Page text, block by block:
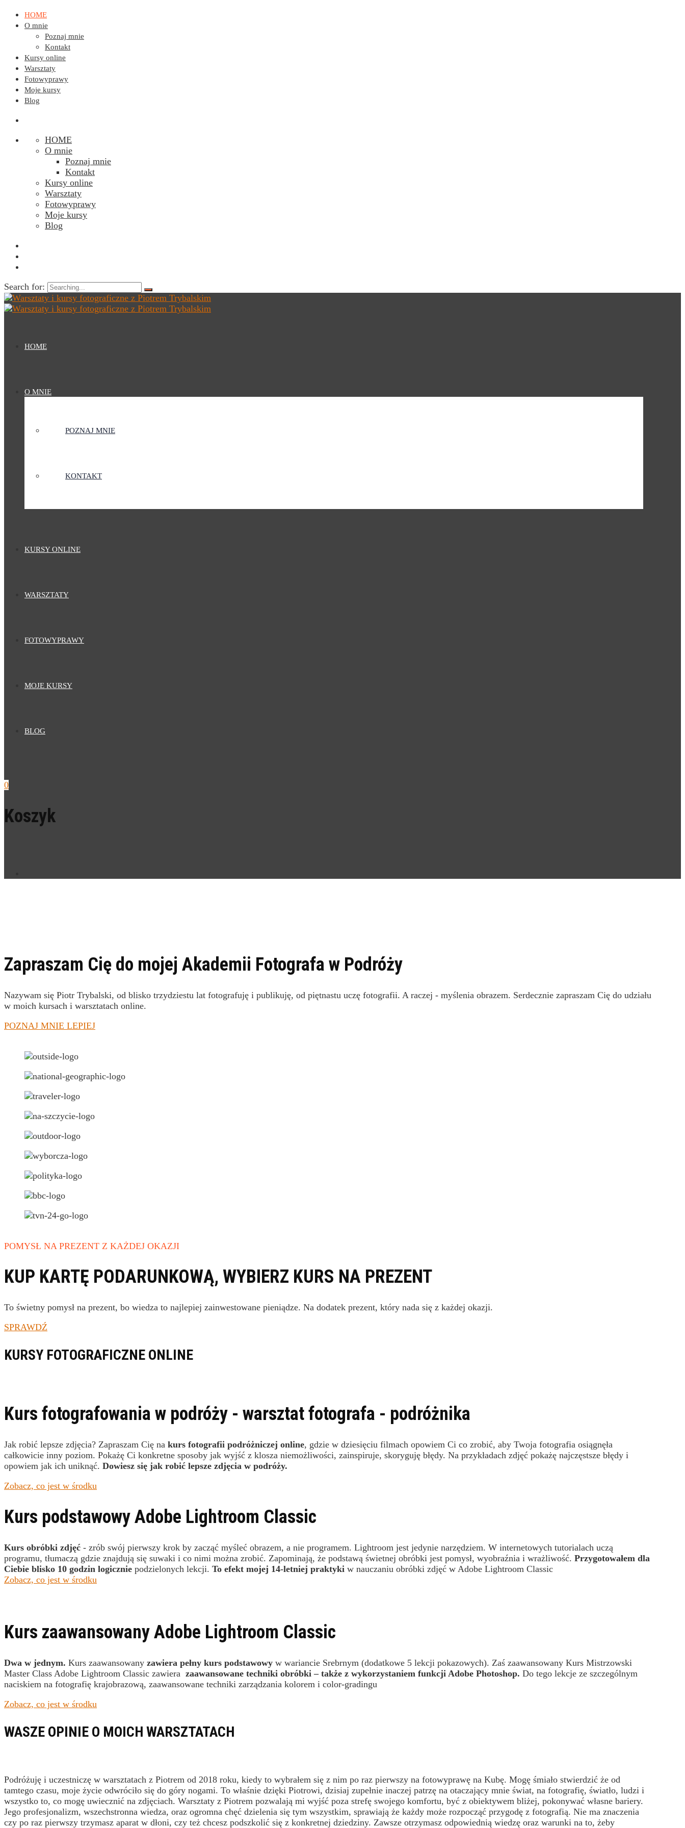
HOME
O mnie
Poznaj mnie
Kontakt
Kursy online
Warsztaty
Fotowyprawy
Moje kursy
Blog
HOME
O mnie
Poznaj mnie
Kontakt
Kursy online
Warsztaty
Fotowyprawy
Moje kursy
Blog
Search for:
HOME
O MNIE
POZNAJ MNIE
KONTAKT
KURSY ONLINE
WARSZTATY
FOTOWYPRAWY
MOJE KURSY
BLOG
0
Koszyk
Zapraszam Cię do mojej Akademii Fotografa w Podróży
Nazywam się Piotr Trybalski, od blisko trzydziestu lat fotografuję i publikuję, od piętnastu uczę fotografii. A raczej - myślenia obrazem. Serdecznie zapraszam Cię do udziału
w moich kursach i warsztatach online.
POZNAJ MNIE LEPIEJ
POMYSŁ NA PREZENT Z KAŻDEJ OKAZJI
KUP KARTĘ PODARUNKOWĄ, WYBIERZ KURS NA PREZENT
To świetny pomysł na prezent, bo wiedza to najlepiej zainwestowane pieniądze. Na dodatek prezent, który nada się z każdej okazji.
SPRAWDŹ
KURSY FOTOGRAFICZNE ONLINE
Kurs fotografowania w podróży - warsztat fotografa - podróżnika
Jak robić lepsze zdjęcia? Zapraszam Cię na kurs fotografii podróżniczej online, gdzie w dziesięciu filmach opowiem Ci co zrobić, aby Twoja fotografia osiągnęła
całkowicie inny poziom. Pokażę Ci konkretne sposoby jak wyjść z klosza niemożliwości, zainspiruje, skoryguję błędy. Na przykładach zdjęć pokażę najczęstsze błędy i
opowiem jak ich uniknąć. Dowiesz się jak robić lepsze zdjęcia w podróży.
Zobacz, co jest w środku
Kurs podstawowy Adobe Lightroom Classic
Kurs obróbki zdjęć - zrób swój pierwszy krok by zacząć myśleć obrazem, a nie programem. Lightroom jest jedynie narzędziem. W internetowych tutorialach uczą
programu, tłumaczą gdzie znajdują się suwaki i co nimi można zrobić. Zapominają, że podstawą świetnej obróbki jest pomysł, wyobraźnia i wrażliwość. Przygotowałem dla
Ciebie blisko 10 godzin logicznie podzielonych lekcji. To efekt mojej 14-letniej praktyki w nauczaniu obróbki zdjęć w Adobe Lightroom Classic
Zobacz, co jest w środku
Kurs zaawansowany Adobe Lightroom Classic
Dwa w jednym. Kurs zaawansowany zawiera pełny kurs podstawowy w wariancie Srebrnym (dodatkowe 5 lekcji pokazowych). Zaś zaawansowany Kurs Mistrzowski
Master Class Adobe Lightroom Classic zawiera zaawansowane techniki obróbki – także z wykorzystaniem funkcji Adobe Photoshop. Do tego lekcje ze szczególnym
naciskiem na fotografię krajobrazową, zaawansowane techniki zarządzania kolorem i color-gradingu
Zobacz, co jest w środku
WASZE OPINIE O MOICH WARSZTATACH
Podróżuję i uczestniczę w warsztatach z Piotrem od 2018 roku, kiedy to wybrałem się z nim po raz pierwszy na fotowyprawę na Kubę. Mogę śmiało stwierdzić że od
tamtego czasu, moje życie odwróciło się do góry nogami. To właśnie dzięki Piotrowi, dzisiaj zupełnie inaczej patrzę na otaczający mnie świat, na fotografię, światło, ludzi i
wszystko to, co mogę uwiecznić na zdjęciach. Warsztaty z Piotrem pozwalają mi wyjść poza strefę swojego komfortu, być z obiektywem bliżej, pokonywać własne bariery.
Jego profesjonalizm, wszechstronna wiedza, oraz ogromna chęć dzielenia się tym wszystkim, sprawiają że każdy może rozpocząć przygodę z fotografią. Nie ma znaczenia
czy po raz pierwszy trzymasz aparat w dłoni, czy też chcesz podszkolić się z konkretnej dziedziny. Zawsze otrzymasz odpowiednią wiedzę oraz warunki na to, żeby